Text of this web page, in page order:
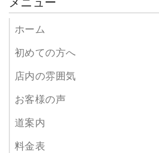
ホーム
初めての方へ
店内の雰囲気
お客様の声
道案内
料金表